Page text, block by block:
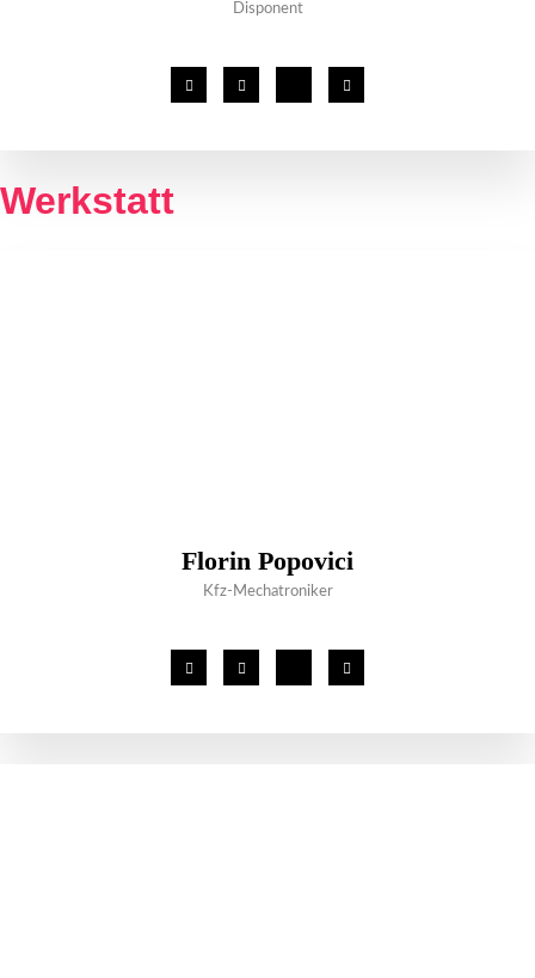
Disponent
Werkstatt
Florin Popovici
Kfz-Mechatroniker